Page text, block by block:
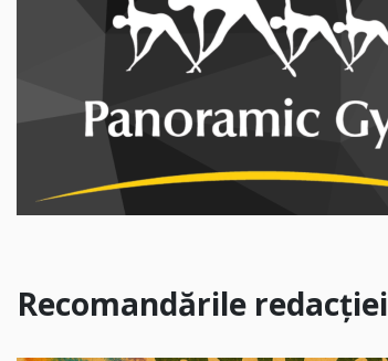
Recomandările redacției